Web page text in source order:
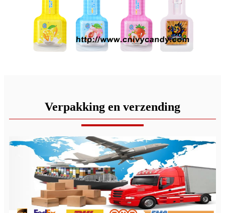
Verpakking en verzending